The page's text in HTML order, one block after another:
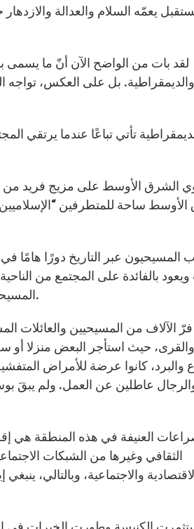
يعمّه السلام والعدالة
لقد بات من الواضح الآن أنّ ما يسمى
والديمقراطية. بل على العكس، تواجه
تأتي تباعًا عندما يرتقي
الشرق الأوسط على مزيج فريد من
ساحة للمتطرفين
المسيحيون عبر التاريخ دورًا هامًا
ويعود بالفائدة على المجتمع من
المسيحيون عبر التاريخ من أجل تعزيز حقوق المرأة، وحرية التعبير حرية اعتناق الدين.
الآلاف من المسيحيين والعائلات
حيث استأجر البعض منزلا أو
والبرد، كانوا عرضة للأمراض
عاطلين عن العمل. ولم يبقَ
العنيفة في هذه المنطقة هي
الثقافي وغيرها من الشبكات
والاجتماعية، وبالتالي،